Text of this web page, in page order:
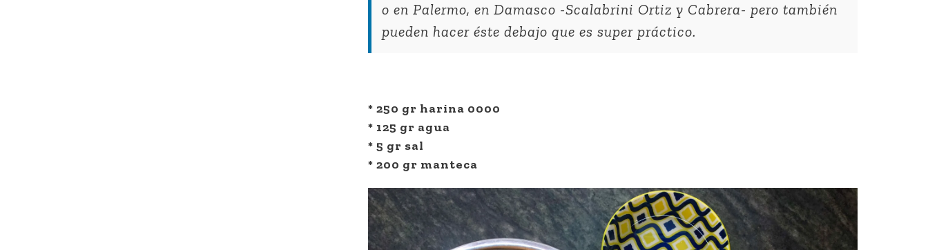
o en Palermo, en Damasco -Scalabrini Ortiz y Cabrera- pero también
pueden hacer éste debajo que es super práctico.
* 250 gr harina 0000
* 125 gr agua
* 5 gr sal
* 200 gr manteca